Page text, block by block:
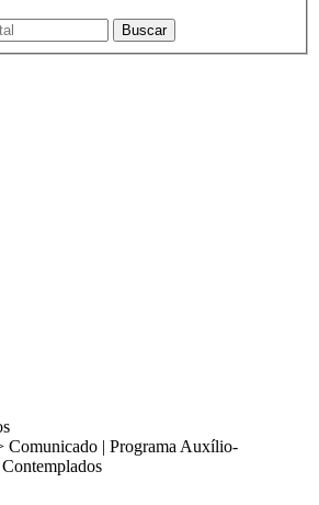
Buscar
Comunicado | Programa Auxílio-